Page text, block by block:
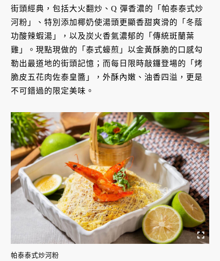
街頭經典，包括大火翻炒、Q 彈香濃的「帕泰泰式炒
河粉」、特別添加椰奶使湯頭更顯香甜爽滑的「冬蔭
功酸辣蝦湯」，以及炭火香氣濃郁的「傳統斑蘭葉
雞」。現點現做的「泰式蠔煎」以金黃酥脆的口感勾
勒出最道地的街頭記憶；而每日限時敲鑼登場的「烤
脆皮五花肉佐泰皇醬」，外酥內嫩、油香四溢，更是
不可錯過的限定美味。
帕泰泰式炒河粉